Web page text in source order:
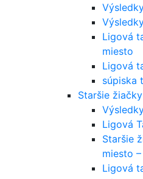
Ligová
miesto
Ligová
súpiska
Staršie
Ligová
Staršie
miesto
Ligová